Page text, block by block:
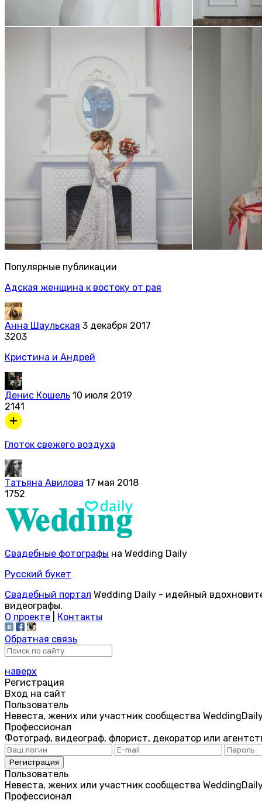
Популярные публикации
Адская женщина к востоку от рая
Анна Шаульская 3 декабря 2017
3203
Кристина и Андрей
Денис Кошель 10 июля 2019
2141
Глоток свежего воздуха
Татьяна Авилова 17 мая 2018
1752
Свадебные фотографы на Wedding Daily
Русский букет
Свадебный портал Wedding Daily - идейный
видеографы.
О проекте
Контакты
Обратная связь
наверх
Регистрация
Вход на сайт
Пользователь
Невеста, жених или участник сообщества
Профессионал
Фотограф, видеограф, флорист, декоратор или
Пользователь
Невеста, жених или участник сообщества
Профессионал